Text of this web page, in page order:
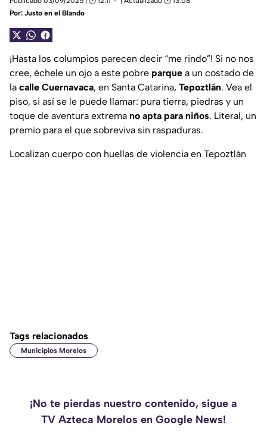
Por: Justo en el Blando
¡Hasta los columpios parecen decir “me rindo”! Si no nos
cree, échele un ojo a este pobre parque a un costado de
la calle Cuernavaca, en Santa Catarina, Tepoztlán. Vea el
piso, si así se le puede llamar: pura tierra, piedras y un
toque de aventura extrema no apta para niños. Literal, un
premio para el que sobreviva sin raspaduras.
Localizan cuerpo con huellas de violencia en Tepoztlán
Tags relacionados
Municipios Morelos
¡No te pierdas nuestro contenido, sigue a
TV Azteca Morelos en Google News!